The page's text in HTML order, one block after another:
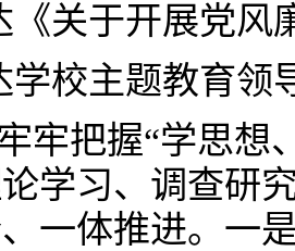
《关于开展党风
学校主题教育领
牢把握“学思想
学习、调查研
一体推进。一